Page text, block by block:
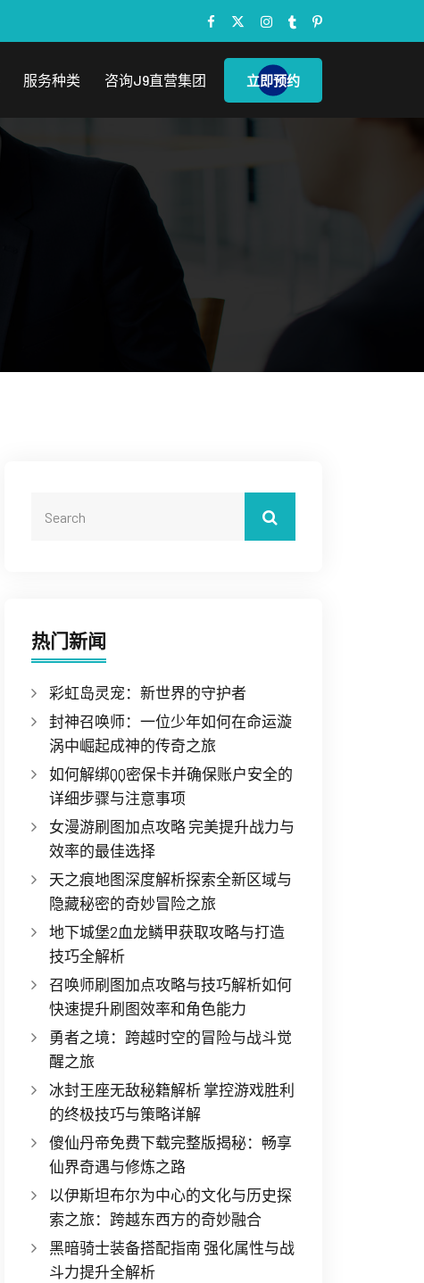
服务种类 咨询J9直营集团 立即预约
热门新闻
彩虹岛灵宠：新世界的守护者
封神召唤师：一位少年如何在命运漩
涡中崛起成神的传奇之旅
如何解绑QQ密保卡并确保账户安全的
详细步骤与注意事项
女漫游刷图加点攻略 完美提升战力与
效率的最佳选择
天之痕地图深度解析探索全新区域与
隐藏秘密的奇妙冒险之旅
地下城堡2血龙鳞甲获取攻略与打造
技巧全解析
召唤师刷图加点攻略与技巧解析如何
快速提升刷图效率和角色能力
勇者之境：跨越时空的冒险与战斗觉
醒之旅
冰封王座无敌秘籍解析 掌控游戏胜利
的终极技巧与策略详解
傻仙丹帝免费下载完整版揭秘：畅享
仙界奇遇与修炼之路
以伊斯坦布尔为中心的文化与历史探
索之旅：跨越东西方的奇妙融合
黑暗骑士装备搭配指南 强化属性与战
斗力提升全解析